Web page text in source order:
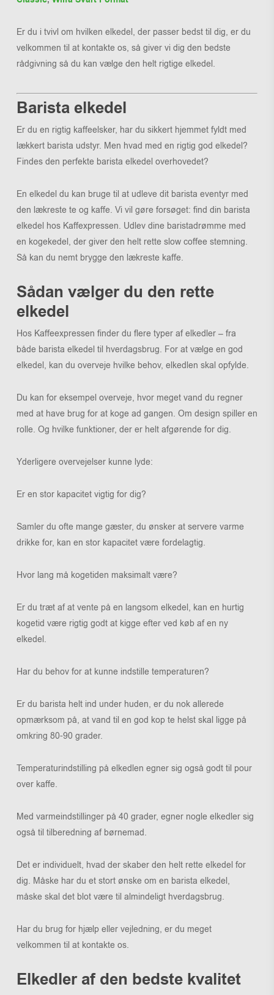
Er du i tvivl om hvilken elkedel, der passer bedst til dig, er du
velkommen til at kontakte os, så giver vi dig den bedste
rådgivning så du kan vælge den helt rigtige elkedel.
Barista elkedel
Er du en rigtig kaffeelsker, har du sikkert hjemmet fyldt med
lækkert barista udstyr. Men hvad med en rigtig god elkedel?
Findes den perfekte barista elkedel overhovedet?
En elkedel du kan bruge til at udleve dit barista eventyr med
den lækreste te og kaffe. Vi vil gøre forsøget: find din barista
elkedel hos Kaffexpressen. Udlev dine baristadrømme med
en kogekedel, der giver den helt rette slow coffee stemning.
Så kan du nemt brygge den lækreste kaffe.
Sådan vælger du den rette
elkedel
Hos Kaffeexpressen finder du flere typer af elkedler – fra
både barista elkedel til hverdagsbrug. For at vælge en god
elkedel, kan du overveje hvilke behov, elkedlen skal opfylde.
Du kan for eksempel overveje, hvor meget vand du regner
med at have brug for at koge ad gangen. Om design spiller en
rolle. Og hvilke funktioner, der er helt afgørende for dig.
Yderligere overvejelser kunne lyde:
Er en stor kapacitet vigtig for dig?
Samler du ofte mange gæster, du ønsker at servere varme
drikke for, kan en stor kapacitet være fordelagtig.
Hvor lang må kogetiden maksimalt være?
Er du træt af at vente på en langsom elkedel, kan en hurtig
kogetid være rigtig godt at kigge efter ved køb af en ny
elkedel.
Har du behov for at kunne indstille temperaturen?
Er du barista helt ind under huden, er du nok allerede
opmærksom på, at vand til en god kop te helst skal ligge på
omkring 80-90 grader.
Temperaturindstilling på elkedlen egner sig også godt til pour
over kaffe.
Med varmeindstillinger på 40 grader, egner nogle elkedler sig
også til tilberedning af børnemad.
Det er individuelt, hvad der skaber den helt rette elkedel for
dig. Måske har du et stort ønske om en barista elkedel,
måske skal det blot være til almindeligt hverdagsbrug.
Har du brug for hjælp eller vejledning, er du meget
velkommen til at kontakte os.
Elkedler af den bedste kvalitet